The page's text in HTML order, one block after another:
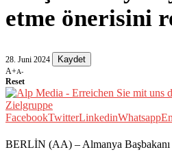
etme önerisini
28. Juni 2024 Kaydet
A+A-
Reset
FacebookTwitterLinkedinWhatsapp
BERLİN (AA) – Almanya Başbakanı